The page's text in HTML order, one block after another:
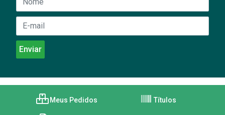
Meus Pedidos Títulos